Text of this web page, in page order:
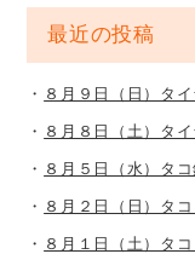
最近の投稿
８月９日（日）タ
８月８日（土）タ
８月５日（水）タ
８月２日（日）タ
８月１日（土）タ